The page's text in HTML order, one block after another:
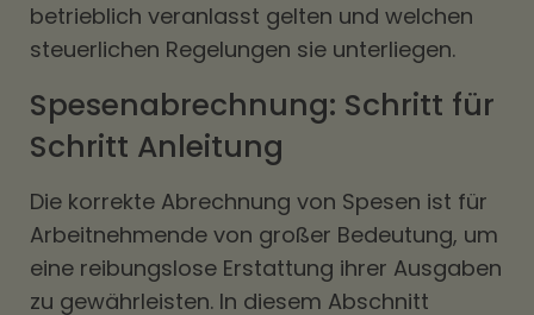
betrieblich veranlasst gelten und welchen
steuerlichen Regelungen sie unterliegen.
Spesenabrechnung: Schritt für
Schritt Anleitung
Die korrekte Abrechnung von Spesen ist für
Arbeitnehmende von großer Bedeutung, um
eine reibungslose Erstattung ihrer Ausgaben
zu gewährleisten. In diesem Abschnitt